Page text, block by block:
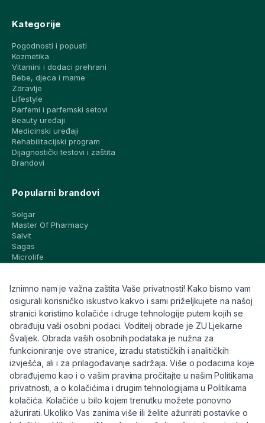
Kategorije
Pogodnosti i popusti
Kozmetika
Vitamini i dodaci prehrani
Bebe, djeca i mame
Zdravlje
Lifestyle
Parfemi i parfemski setovi
Beauty uređaji
Medicinski uređaji
Rehabilitacijski program
Dijagnostički testovi i zaštita
Brandovi
Popularni brandovi
Solgar
Master Of Pharmacy
Salvit
Sagas
Microlife
CeraVe
Eucerin
Avene
Bioderma
Svi brandovi
Info
Trebate pomoć ili imate pitanja?
+385 91 6191 901
info@eljekarna24.hr
Iznimno nam je važna zaštita Vaše privatnosti! Kako bismo vam
osigurali korisničko iskustvo kakvo i sami priželjkujete na našoj
stranici koristimo kolačiće i druge tehnologije putem kojih se
obrađuju vaši osobni podaci. Voditelj obrade je ZU Ljekarne
Švaljek. Obrada vaših osobnih podataka je nužna za
funkcioniranje ove stranice, izradu statističkih i analitičkih
izvješća, ali i za prilagođavanje sadržaja. Više o podacima koje
obrađujemo kao i o vašim pravima pročitajte u našim Politikama
privatnosti, a o kolačićima i drugim tehnologijama u Politikama
kolačića. Kolačiće u bilo kojem trenutku možete ponovno
ažurirati. Ukoliko Vas zanima više ili želite ažurirati postavke o